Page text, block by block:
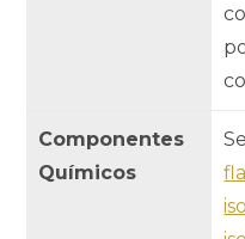
Componentes
Químicos